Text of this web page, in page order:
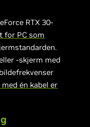
RTX 30-
for PC som
-skjerm med
med én kabel er